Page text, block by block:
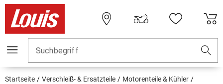
Suchbegriff
Startseite Verschleiß- & Ersatzteile
Motorenteile & Kühler